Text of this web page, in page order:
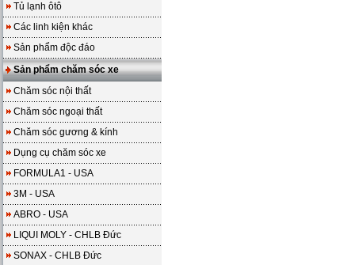
Tủ lạnh ôtô
Các linh kiện khác
Sản phẩm độc đáo
Sản phẩm chăm sóc xe
Chăm sóc nội thất
Chăm sóc ngoại thất
Chăm sóc gương & kính
Dụng cụ chăm sóc xe
FORMULA1 - USA
3M - USA
ABRO - USA
LIQUI MOLY - CHLB Đức
SONAX - CHLB Đức